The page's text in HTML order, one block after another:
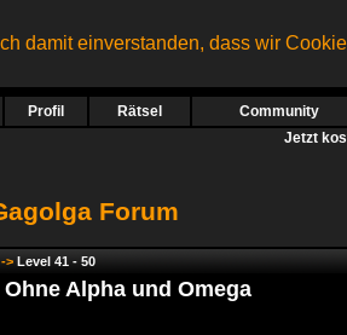
damit einverstanden, dass wir
Profil Rätsel Community
Jetzt
Forum
> Level 41 - 50
Alpha und Omega